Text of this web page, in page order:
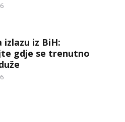
izlazu iz BiH:
gdje se trenutno